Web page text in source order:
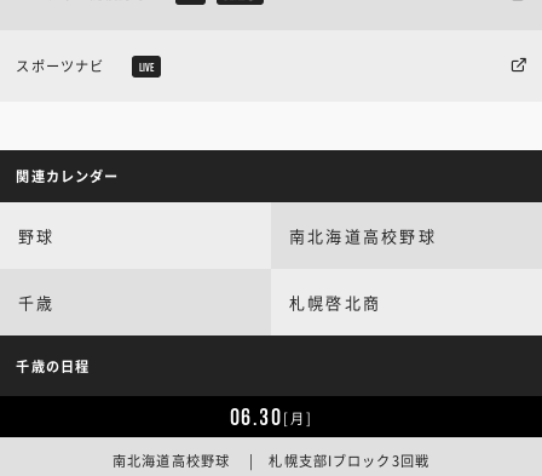
スポーツナビ LIVE
関連カレンダー
野球 南北海道高校野球
千歳 札幌啓北商
千歳の日程
06.30[月]
南北海道高校野球 | 札幌支部Iブロック3回戦